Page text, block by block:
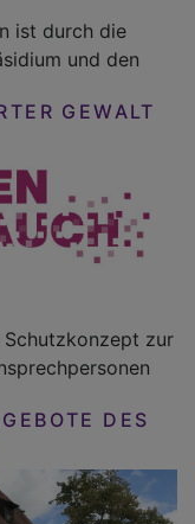
ist durch die
und den
GEWALT
zur
DES